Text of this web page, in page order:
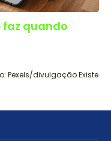
faz quando
Pexels/divulgação Existe